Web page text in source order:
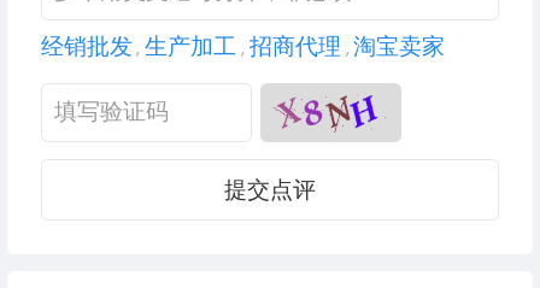
经销批发,生产加工,招商代理,淘宝卖家
提交点评